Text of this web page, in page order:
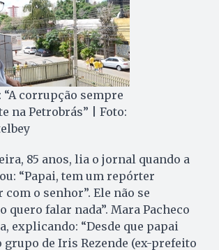
corrupção sempre
na Petrobrás” | Foto:
85 anos, lia o jornal quando a
“Papai, tem um repórter
o senhor”. Ele não se
quero falar nada”. Mara Pacheco
explicando: “Desde que papai
grupo de Iris Rezende (ex-prefeito